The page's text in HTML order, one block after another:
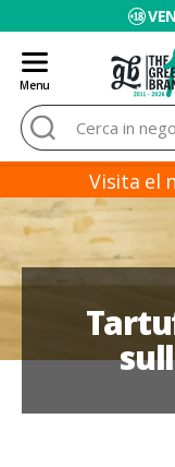
Menu
Cerca:
Visita el